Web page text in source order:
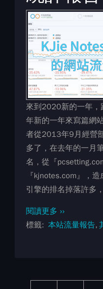
來到2020新的一年，
年新的一年來寫篇網
者從2013年9月經營
多了，在去年的一月
名，從『
『kjnotes.com』，
引擎的排名掉落許多
閱讀更多 ››
標籤
本站流量報告